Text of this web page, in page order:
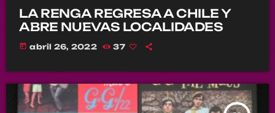
LA RENGA REGRESA A CHILE Y
ABRE NUEVAS LOCALIDADES
today abril 26, 2022 37